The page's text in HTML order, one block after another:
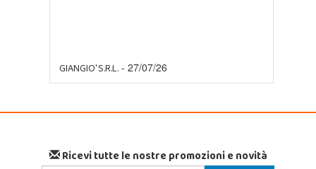
GIANGIO' S.R.L.- 27/07/26
Ricevi tutte le nostre promozioni e novità